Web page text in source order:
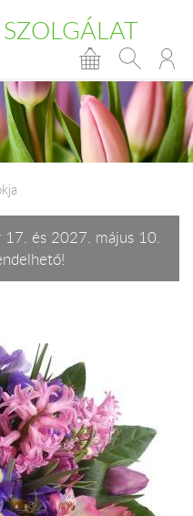
és 2027. május 10.